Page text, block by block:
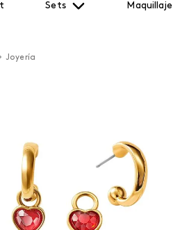
Sets Maquillaje
Joyería